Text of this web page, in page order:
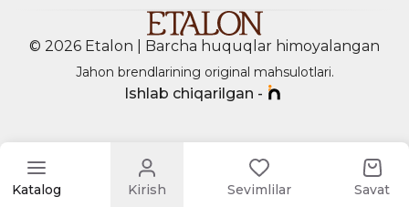
© 2026 Etalon | Barcha huquqlar himoyalangan
Jahon brendlarining original mahsulotlari.
Ishlab chiqarilgan -
Katalog Kirish Sevimlilar Savat